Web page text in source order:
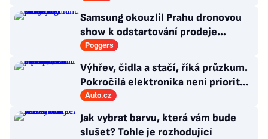
Samsung okouzlil Prahu dronovou
show k odstartování prodeje
nových produktů
Poggers
Výhřev, čidla a stačí, říká průzkum.
Pokročilá elektronika není prioritou
zákazníků
Auto.cz
Jak vybrat barvu, která vám bude
slušet? Tohle je rozhodující